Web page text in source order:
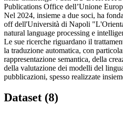
Publications Office dell’Unione
Nel 2024, insieme a due soci, ha
off dell'Università di Napoli
natural language processing e
Le sue ricerche riguardano il
la traduzione automatica, con
rappresentazione semantica, della
della valutazione dei modelli del
pubblicazioni, spesso realizzate
Dataset (8)